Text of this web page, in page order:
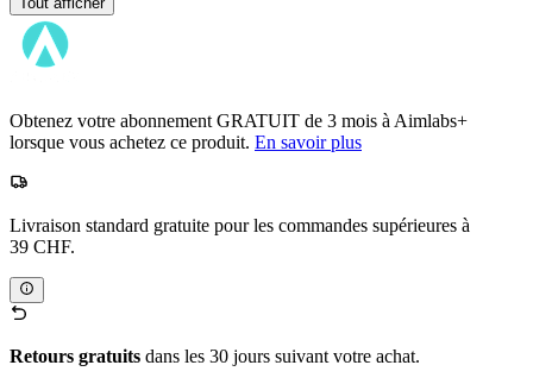
Obtenez votre abonnement GRATUIT de 3 mois à Aimlabs+
lorsque vous achetez ce produit. En savoir plus
Livraison standard gratuite pour les commandes supérieures à
39 CHF.
Retours gratuits dans les 30 jours suivant votre achat.